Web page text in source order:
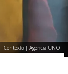
Contexto | Agencia UNO